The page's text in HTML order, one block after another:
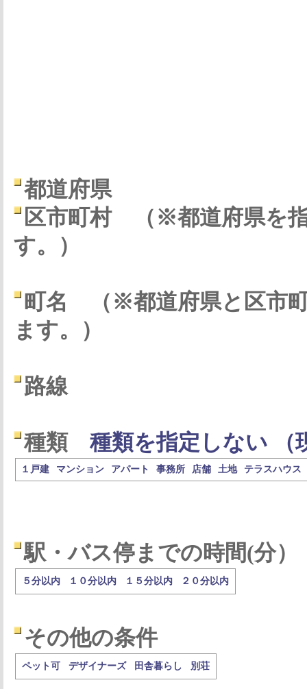
都道府県
区市町村
（※都道府県を
す。）
町名
（※都道府県と区市
ます。）
路線
種類 種類を指定しない （
１戸建 マンション アパート 事務所 店舗 土地 テラスハウス
駅・バス停までの時間(分）
５分以内 １０分以内 １５分以内 ２０分以内
その他の条件
ペット可 デザイナーズ 田舎暮らし 別荘